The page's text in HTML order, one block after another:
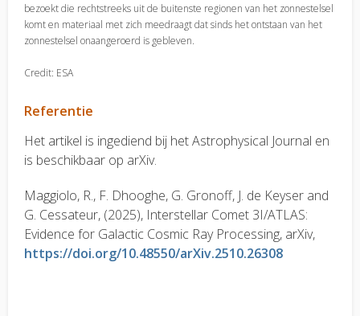
bezoekt die rechtstreeks uit de buitenste regionen van het zonnestelsel
komt en materiaal met zich meedraagt dat sinds het ontstaan van het
zonnestelsel onaangeroerd is gebleven.
Credit: ESA
Referentie
Het artikel is ingediend bij het Astrophysical Journal en
is beschikbaar op arXiv.
Maggiolo, R., F. Dhooghe, G. Gronoff, J. de Keyser and
G. Cessateur, (2025), Interstellar Comet 3I/ATLAS:
Evidence for Galactic Cosmic Ray Processing, arXiv,
https://doi.org/10.48550/arXiv.2510.26308